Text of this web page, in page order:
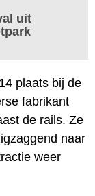
uit
plaats bij de
fabrikant
de rails. Ze
naar
weer